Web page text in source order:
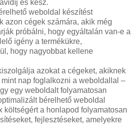
és kész.
weboldal készítést
azon cégek számára, akik még
próbálni, hogy egyáltalán van-e a
igény a termékükre,
hogy nagyobbat kellene
azokat a cégeket, akiknek
nap foglalkozni a weboldallal –
egy weboldalt folyamatosan
bérelhető weboldal
költségért a honlapod folyamatosan
fejlesztéseket, amelyekre